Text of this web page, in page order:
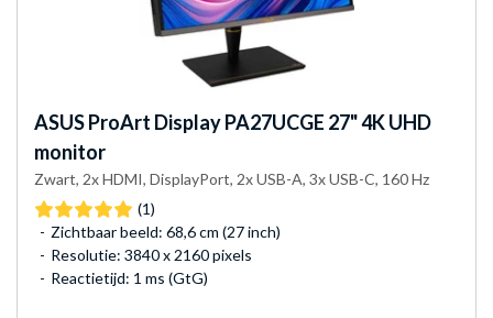
ASUSProArt Display PA27UCGE 27" 4K UHD
monitor
Zwart, 2x HDMI, DisplayPort, 2x USB-A, 3x USB-C, 160 Hz
(1)
Zichtbaar beeld: 68,6 cm (27 inch)
Resolutie: 3840 x 2160 pixels
Reactietijd: 1 ms (GtG)